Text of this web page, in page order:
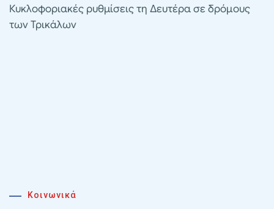
Κυκλοφοριακές ρυθμίσεις τη Δευτέρα σε δρόμους
των Τρικάλων
Κοινωνικά